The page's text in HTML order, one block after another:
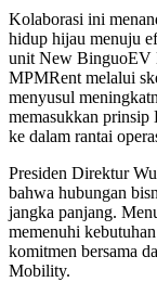
Kolaborasi ini
hidup hijau menuju
unit New BinguoEV
MPMRent melalui
menyusul
memasukkan prinsip
ke dalam rantai
Presiden Direktur
bahwa hubungan
jangka panjang.
memenuhi
komitmen bersama
Mobility.